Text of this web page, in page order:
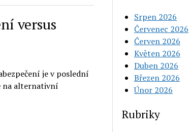
versus
je v poslední
na alternativní
Srpen 2026
Červenec 2026
Červen 2026
Květen 2026
Duben 2026
Březen 2026
Únor 2026
Rubriky